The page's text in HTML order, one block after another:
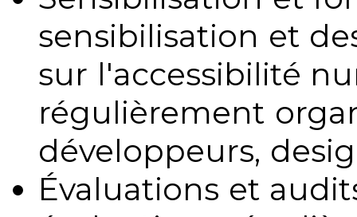
sensibilisation et
sur l'accessibilité
régulièrement
développeurs,
Évaluations et